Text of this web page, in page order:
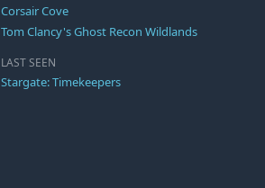
Corsair Cove
Tom Clancy's Ghost Recon Wildlands
LAST SEEN
Stargate: Timekeepers